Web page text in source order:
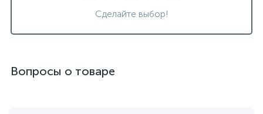
Сделайте выбор!
Вопросы о товаре